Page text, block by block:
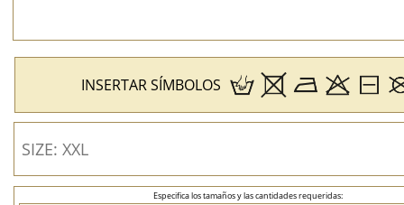
INSERTAR SÍMBOLOS
Especifica los tamaños y las cantidades requeridas: